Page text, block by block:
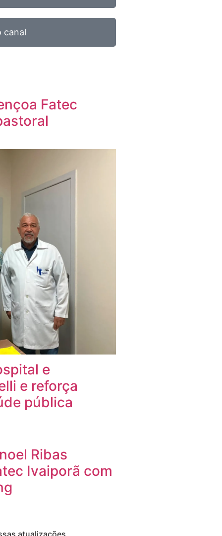
canal
Fatec
e
e reforça
pública
Ribas
Ivaiporã com
atualizações